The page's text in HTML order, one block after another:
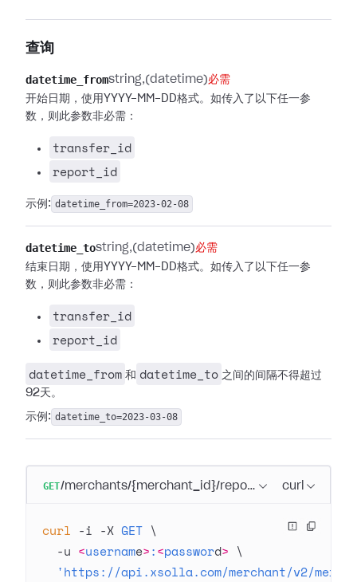
查询
datetime_fromstring (datetime)必需
开始日期，使用YYYY-MM-DD格式。如传入了以下任一参
数，则此参数非必需：
transfer_id
report_id
示例: datetime_from=2023-02-08
datetime_tostring (datetime)必需
结束日期，使用YYYY-MM-DD格式。如传入了以下任一参
数，则此参数非必需：
transfer_id
report_id
datetime_from 和 datetime_to 之间的间隔不得超过
92天。
示例: datetime_to=2023-03-08
GET/merchants/{merchant_id}/reports curl
curl -i -X GET \
  -u
<username>:<password> \
'https://api.xsolla.com/merchant/v2/